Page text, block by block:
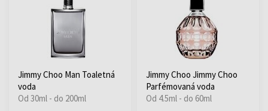
Jimmy Choo Man Toaletná
voda
Od 30ml - do 200ml
Jimmy Choo Jimmy Choo
Parfémovaná voda
Od 4.5ml - do 60ml